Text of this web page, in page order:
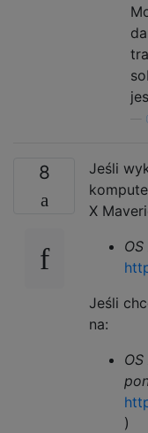
8
Jeśli
X
Jeśli
na:
)